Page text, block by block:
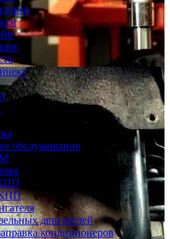
обслуживание
двигателей
кондиционеров